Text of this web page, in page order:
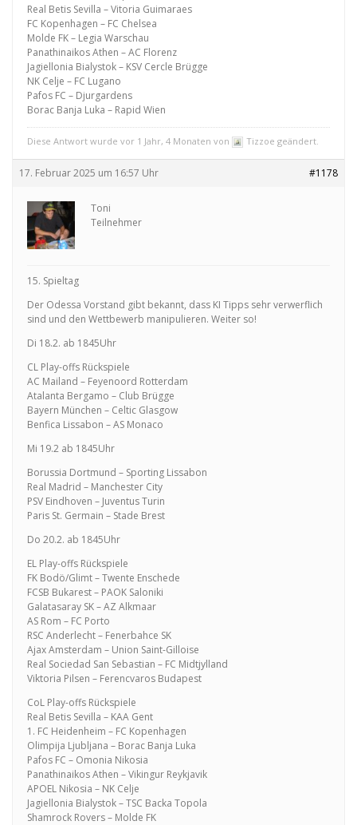
Real Betis Sevilla – Vitoria Guimaraes
FC Kopenhagen – FC Chelsea
Molde FK – Legia Warschau
Panathinaikos Athen – AC Florenz
Jagiellonia Bialystok – KSV Cercle Brügge
NK Celje – FC Lugano
Pafos FC – Djurgardens
Borac Banja Luka – Rapid Wien
Diese Antwort wurde vor 1 Jahr, 4 Monaten von Tizzoe geändert.
17. Februar 2025 um 16:57 Uhr #1178
Toni
Teilnehmer
15. Spieltag
Der Odessa Vorstand gibt bekannt, dass KI Tipps sehr verwerflich
sind und den Wettbewerb manipulieren. Weiter so!
Di 18.2. ab 1845Uhr
CL Play-offs Rückspiele
AC Mailand – Feyenoord Rotterdam
Atalanta Bergamo – Club Brügge
Bayern München – Celtic Glasgow
Benfica Lissabon – AS Monaco
Mi 19.2 ab 1845Uhr
Borussia Dortmund – Sporting Lissabon
Real Madrid – Manchester City
PSV Eindhoven – Juventus Turin
Paris St. Germain – Stade Brest
Do 20.2. ab 1845Uhr
EL Play-offs Rückspiele
FK Bodö/Glimt – Twente Enschede
FCSB Bukarest – PAOK Saloniki
Galatasaray SK – AZ Alkmaar
AS Rom – FC Porto
RSC Anderlecht – Fenerbahce SK
Ajax Amsterdam – Union Saint-Gilloise
Real Sociedad San Sebastian – FC Midtjylland
Viktoria Pilsen – Ferencvaros Budapest
CoL Play-offs Rückspiele
Real Betis Sevilla – KAA Gent
1. FC Heidenheim – FC Kopenhagen
Olimpija Ljubljana – Borac Banja Luka
Pafos FC – Omonia Nikosia
Panathinaikos Athen – Vikingur Reykjavik
APOEL Nikosia – NK Celje
Jagiellonia Bialystok – TSC Backa Topola
Shamrock Rovers – Molde FK